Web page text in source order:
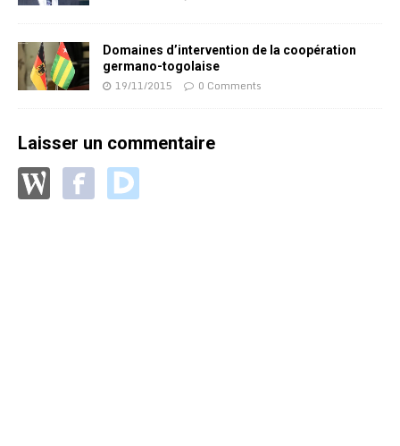
Domaines d’intervention de la coopération
germano-togolaise
19/11/2015 0 Comments
Laisser un commentaire